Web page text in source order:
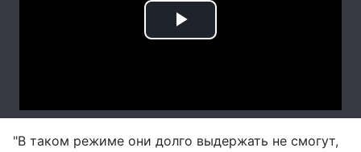
"В таком режиме они долго выдержать не смогут,